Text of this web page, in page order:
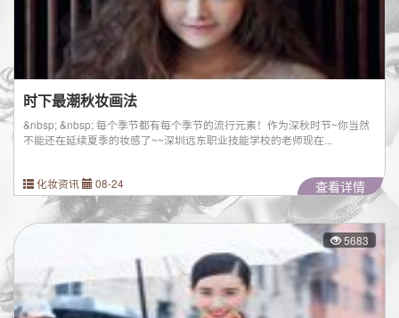
时下最潮秋妆画法
&nbsp; &nbsp; 每个季节都有每个季节的流行元素！作为深秋时节~你当然
不能还在延续夏季的妆感了~~深圳远东职业技能学校的老师现在...
化妆资讯 08-24 查看详情
5683